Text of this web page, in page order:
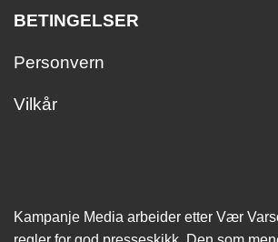
BETINGELSER
Personvern
Vilkår
Kampanje Media arbeider etter Vær